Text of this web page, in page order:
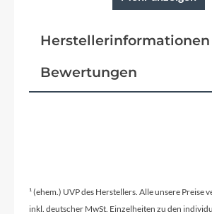
Aluminium
Kunststoffsteckblech
Herstellerinformationen
Bewertungen
¹ (ehem.) UVP des Herstellers. Alle unsere Preise
inkl. deutscher MwSt. Einzelheiten zu den